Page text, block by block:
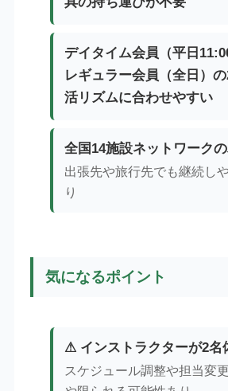
デイタイム会員（平日
レギュラー会員（全日）
活リズムに合わせやすい
全国14施設ネットワーク
出張先や旅行先でも継続し
り
気になるポイント
⚠ インストラクターが2名
スケジュール調整や担当変